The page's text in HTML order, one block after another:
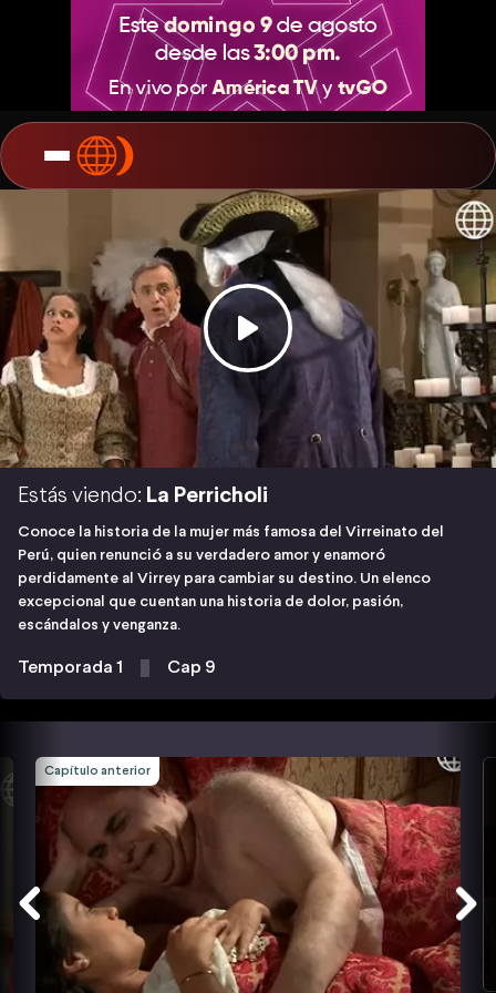
Estás viendo: La Perricholi
Conoce la historia de la mujer más famosa del Virreinato del
Perú, quien renunció a su verdadero amor y enamoró
perdidamente al Virrey para cambiar su destino. Un elenco
excepcional que cuentan una historia de dolor, pasión,
escándalos y venganza.
Temporada 1 Cap 9
Capítulo anterior